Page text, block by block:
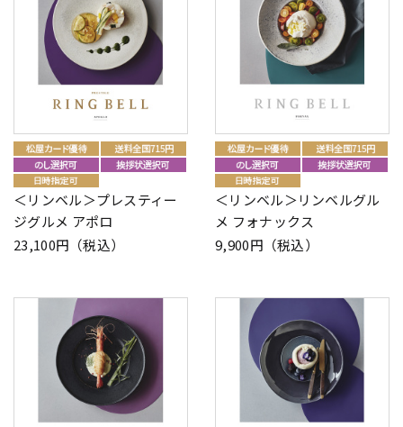
＜リンベル＞プレスティー
ジグルメ アポロ
23,100円（税込）
＜リンベル＞リンベルグル
メ フォナックス
9,900円（税込）